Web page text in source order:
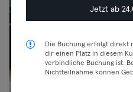
Jetzt ab
Die Buchung erfolgt direkt
dir einen Platz in diesem
verbindliche Buchung ist.
Nichtteilnahme können